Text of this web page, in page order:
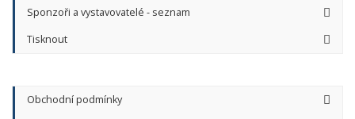
Sponzoři a vystavovatelé - seznam
Tisknout
Obchodní podmínky